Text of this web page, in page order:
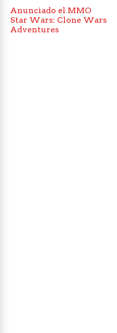
Anunciado el MMO
Star Wars: Clone Wars
Adventures